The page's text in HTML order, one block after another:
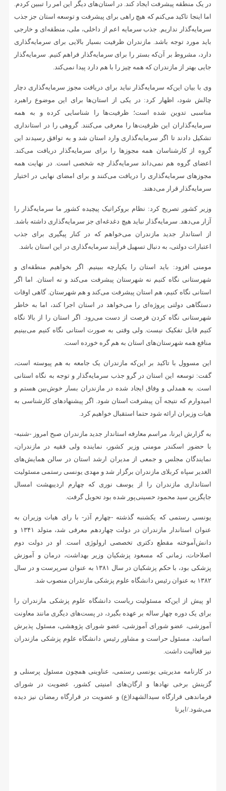
در یک منطقه پیشرفت ایجاد کند. در استان‌های دیگر این امر را تببین کردم.
اما اینجا تاکید می‌کنم که هیچ راهی برای پیشرفت و توسعه استان جز جذب
سرمایه‌گذار نداریم. جذب سرمایه اعم از داخلی، ملی، منطقه‌ای و خارجی
باید مورد توجه باشد. مازندران ظرفیت بسیار بالایی برای سرمایه‌گذاری
دارد، مشروط بر آن‌که بستر را برای سرمایه‌گذار فراهم کنیم. سرمایه‌گذار
جایی بهتر از مازندران که همه چیز را با هم دارد پیدا نمی‌کند.
وی با بیان این‌که سرمایه‌گذار نباید برای دریافت مجوز سرمایه‌گذاری دچار
چالش شود، اظهار کرد: در یکی از استان‌ها برای این موضوع راهبرد
مناسبی تدوین شده است؛ ظرفیت‌ها را شناسایی کرده و به همه
سرمایه‌گذاران این ظرفیت‌ها را معرفی می‌کنند. گروهی را در استانداری
تشکیل دادند تا اگر سرمایه‌گذاری وارد استان شد و به توافق رسیدند این
گروه از کارشناسان همه مجوزها را برای سرمایه‌گذار دریافت می‌کند.
اعضای گروه هم نمی‌داند سرمایه‌گذار چه شخصی است. در نهایت همه
مجوزهای سرمایه‌گذاری را دریافت می‌کنند و برای امضای نهایی در اختیار
سرمایه‌گذار قرار می‌دهند.
وزیر کشور تصریح کرد: نظام بروکراتیک پیچیده کشور ما سرمایه‌گذار را
آزار می‌دهد. سرمایه‌گذار نباید هیچ دغدغه‌ای جز سرمایه‌گذاری داشته باشد.
از استاندار جدید مازندران می‌خواهم که در کنار پیگیری برای جذب
اعتبارات دولتی، به دنبال تسهیل فرآیند سرمایه‌گذاری در این استان باشد.
مومنی افزود: باید استان را یکپارچه ببینیم. اگر بخواهیم منطقه‌ای و
شهرستانی نگاه کنیم نه شهرستان پیشرفت می‌کند و نه استان. اما اگر
استانی نگاه کنیم، هم استان پیشرفت می‌کند و هم شهرستان. گاهی اوقات
دستگاهی دولتی پروژه‌ای را می‌خواهد در استان اجرا کند، اما به خاطر
شهرستانی نگاه کردن فرصت از دست می‌رود. اگر استان را از بالا نگاه
کنیم قابل تفکیک نیست. ولی وقتی به صورت استانی نگاه کنیم می‌بینیم
منافع همه شهرستان‌های استان به هم گره خورده است.
این مسوول با تاکید بر این‌که مازندران یک جامعه به هم پیوسته است،
گفت: توسعه این استان در گرو جذب سرمایه‌گذار و توجه به نگاه استانی
است. به همدلی و وفاق ایجاد شده در مازندران بسار خوش‌بین هستم و
امیدوارم که نتیجه آن پیشرفت استان شود. اگر پیشنهادهای کارشناسی به
هیات وزیران ارائه شود حتما استقبال خواهیم کرد.
به گزارش ایرنا، مراسم معارفه استاندار جدید مازندران صبح امروز -‌شنبه-
با حضور اسکندر مومنی وزیر کشور، نماینده ولی فقیه در مازندران،
نمایندگان مجلس و جمعی از مدیران ارشد استان در سالن همایش‌های
الغدیر سپاه کربلای مازندران برگزار شد و مهدی یونسی رستمی مسئولیت
استانداری مازندران را از یوسف نوری که چهارم اردیبهشت امسال
جایگزین سید محمود حسینی‌پور شده بود تحویل گرفت.
یونسی رستمی که یکشنبه گذشته -چهارم آذر- با رای هیات وزیران به
عنوان استاندار مازندران در دولت چهاردهم معرفی شد، متولد ۱۳۴۱ و
دانش‌آموخته مقطع دکتری تخصصی ارولوژی است. او در دولت دوم
اصلاحات، زمانی که مسعود پزشکیان وزیر بهداشت، درمان و آموزش
پزشکی بود، با حکم پزشکیان در سال ۱۳۸۱ به عنوان سرپرست و در سال
۱۳۸۲ به عنوان رئیس دانشگاه علوم پزشکی مازندران منصوب شد.
او پیش از این‌که مسئولیت ریاست دانشگاه علوم پزشکی مازندران را
برای یک دوره چهار ساله بر عهده بگیرد، در پست‌های دیگری مانند معاونت
آموزشی، عضو شورای آموزشی، عضو شورای پژوهشی، ︎مسئول پذیرش
اساتید، ︎مسئول حراست و مشاور رئیس دانشگاه علوم پزشکی مازندران
نیز فعالیت داشت.
در کارنامه مدیریتی یونسی رستمی، عناوینی همچون مسئول پرسنلی و
گزینش برخی نهادها و ارگان‌های امنیتی کشور، عضویت در شورای
فرماندهی قرارگاه سیدالشهدا(ع) و عضویت در قرارگاه رمضان نیز دیده
می‌شود./ایرنا